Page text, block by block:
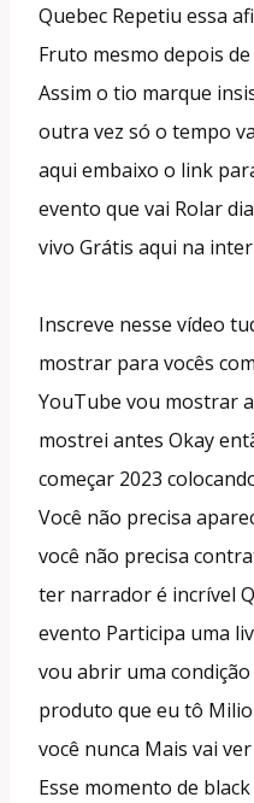
Quebec Repetiu essa
Fruto mesmo depois
Assim o tio marque
outra vez só o tempo
aqui embaixo o link
evento que vai Rolar
vivo Grátis aqui na
Inscreve nesse vídeo
mostrar para vocês
YouTube vou mostrar
mostrei antes Okay
começar 2023
Você não precisa
você não precisa
ter narrador é incrível
evento Participa uma
vou abrir uma
produto que eu tô
você nunca Mais vai
Esse momento de